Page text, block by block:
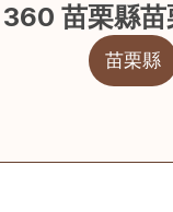
360 苗栗縣苗
苗栗縣